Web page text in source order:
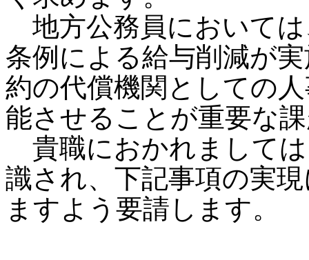
地方公務員において
条例による給与削減が
約の代償機関としての
能させることが重要な
貴職におかれまして
識され、下記事項の実
ますよう要請します。